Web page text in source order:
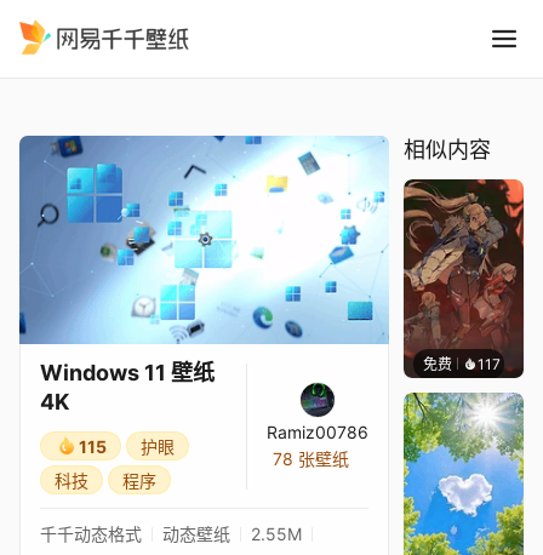
Windows 11 壁纸
4K
115
护眼
科技
程序
Ramiz00786
78 张壁纸
千千动态格式 动态壁纸
2.55M
相似内容
免费 117Nesu